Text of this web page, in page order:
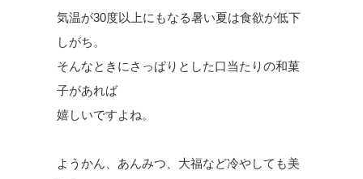
気温が30度以上にもなる暑い夏は食欲が低下
しがち。
そんなときにさっぱりとした口当たりの和菓
子があれば
嬉しいですよね。
ようかん、あんみつ、大福など冷やしても美